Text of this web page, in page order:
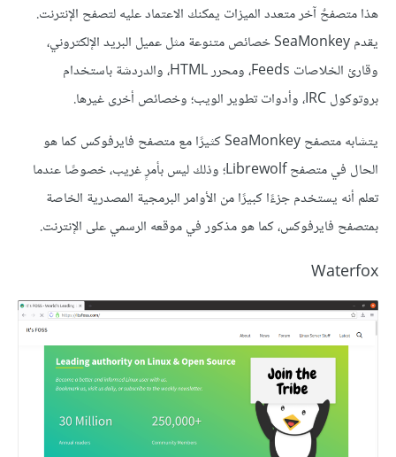
هذا متصفحٌ آخر متعدد الميزات يمكنك الاعتماد عليه لتصفح الإنترنت.
يقدم SeaMonkey خصائص متنوعة مثل عميل البريد الإلكتروني،
وقارئ الخلاصات Feeds، ومحرر HTML، والدردشة باستخدام
بروتوكول IRC، وأدوات تطوير الويب؛ وخصائص أخرى غيرها.
يتشابه متصفح SeaMonkey كثيرًا مع متصفح فايرفوكس كما هو
الحال في متصفح Librewolf؛ وذلك ليس بأمرٍ غريب، خصوصًا عندما
تعلم أنه يستخدم جزءًا كبيرًا من الأوامر البرمجية المصدرية الخاصة
بمتصفح فايرفوكس، كما هو مذكور في موقعه الرسمي على الإنترنت.
Waterfox